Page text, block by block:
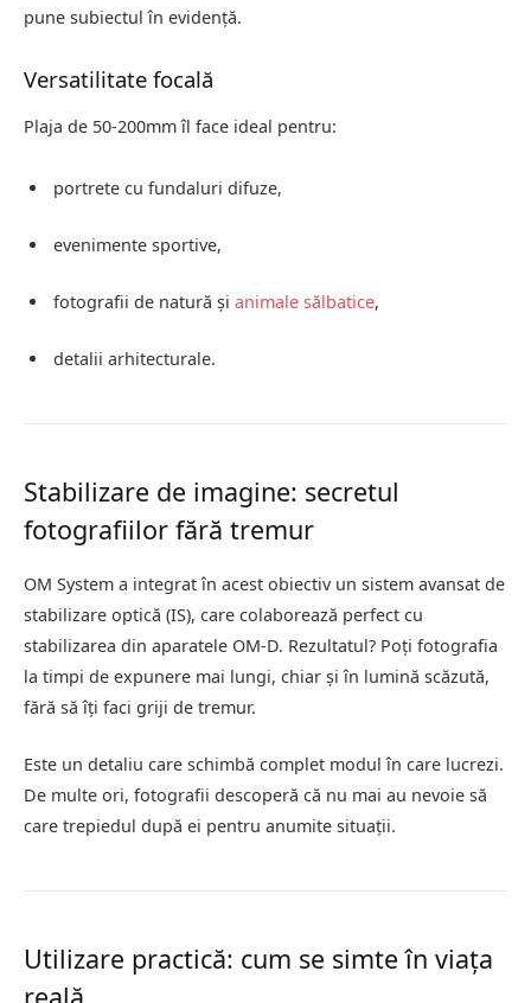
pune subiectul în evidență.
Versatilitate focală
Plaja de 50-200mm îl face ideal pentru:
portrete cu fundaluri difuze,
evenimente sportive,
fotografii de natură și animale sălbatice,
detalii arhitecturale.
Stabilizare de imagine: secretul
fotografiilor fără tremur
OM System a integrat în acest obiectiv un sistem avansat de
stabilizare optică (IS), care colaborează perfect cu
stabilizarea din aparatele OM-D. Rezultatul? Poți fotografia
la timpi de expunere mai lungi, chiar și în lumină scăzută,
fără să îți faci griji de tremur.
Este un detaliu care schimbă complet modul în care lucrezi.
De multe ori, fotografii descoperă că nu mai au nevoie să
care trepiedul după ei pentru anumite situații.
Utilizare practică: cum se simte în viața